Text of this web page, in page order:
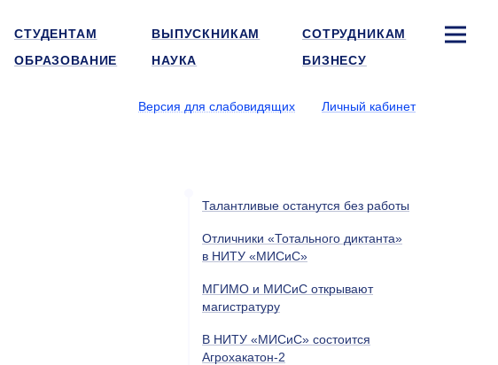
СТУДЕНТАМ ВЫПУСКНИКАМ
СОТРУДНИКАМ
ОБРАЗОВАНИЕ НАУКА БИЗНЕСУ
Версия для слабовидящих
Личный кабинет
Талантливые останутся без работы
Отличники «Тотального диктанта»
в НИТУ «МИСиС»
МГИМО и МИСиС открывают
магистратуру
В НИТУ «МИСиС» состоится
Агрохакатон-2